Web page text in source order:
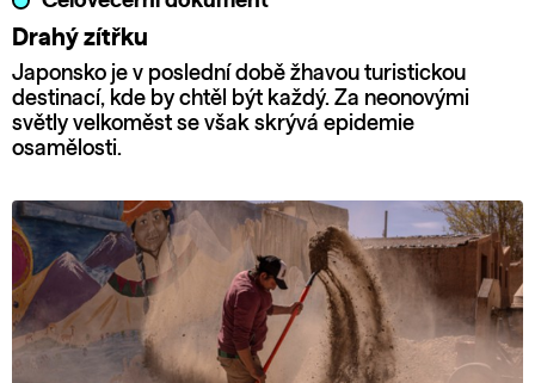
Drahý zítřku
Japonsko je v poslední době žhavou turistickou
destinací, kde by chtěl být každý. Za neonovými
světly velkoměst se však skrývá epidemie
osamělosti.